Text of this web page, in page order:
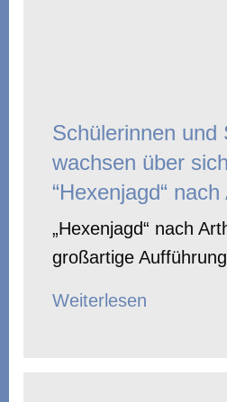
Schülerinnen und
wachsen über
“Hexenjagd“
„Hexenjagd“ nach
großartige
Weiterlesen